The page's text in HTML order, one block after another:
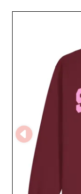
que se combinan
WANTED está más
ofrecer productos
entrega es una
mayorista
brindarte las
en un mercado competitivo. Elige
WANTED, un socio
enriquecer tu
con artículos que
modernidad. Su
a prosperar marca